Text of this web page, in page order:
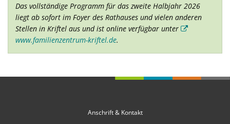
Das vollständige Programm für das zweite Halbjahr 2026
liegt ab sofort im Foyer des Rathauses und vielen anderen
Stellen in Kriftel aus und ist online verfügbar unter
www.familienzentrum-kriftel.de.
Anschrift & Kontakt